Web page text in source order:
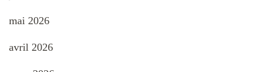
mai 2026
avril 2026